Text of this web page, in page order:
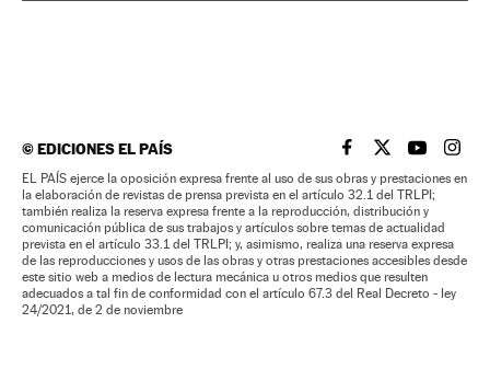
©EDICIONES EL PAÍS EL PAÍS BRASIL EN
EL PAÍSEL PAÍS
EL
EL PAÍS ejerce la oposición expresa frente al uso de sus obras y prestaciones en
la elaboración de revistas de prensa prevista en el artículo 32.1 del TRLPI;
también realiza la reserva expresa frente a la reproducción, distribución y
comunicación pública de sus trabajos y artículos sobre temas de actualidad
prevista en el artículo 33.1 del TRLPI; y, asimismo, realiza una reserva expresa
de las reproducciones y usos de las obras y otras prestaciones accesibles desde
este sitio web a medios de lectura mecánica u otros medios que resulten
adecuados a tal fin de conformidad con el artículo 67.3 del Real Decreto - ley
24/2021, de 2 de noviembre